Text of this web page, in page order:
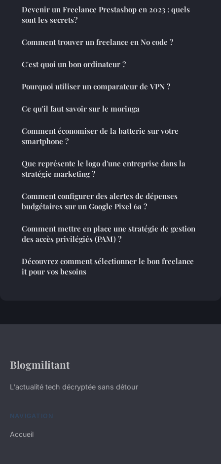
Devenir un Freelance Prestashop en 2023 : quels
sont les secrets?
Comment trouver un freelance en No code ?
C'est quoi un bon ordinateur ?
Pourquoi utiliser un comparateur de VPN ?
Ce qu'il faut savoir sur le moringa
Comment économiser de la batterie sur votre
smartphone ?
Que représente le logo d'une entreprise dans la
stratégie marketing ?
Comment configurer des alertes de dépenses
budgétaires sur un Google Pixel 6a ?
Comment mettre en place une stratégie de gestion
des accès privilégiés (PAM) ?
Découvrez comment sélectionner le bon freelance
it pour vos besoins
Blogmilitant
L'actualité tech décryptée sans détour
NAVIGATION
Accueil